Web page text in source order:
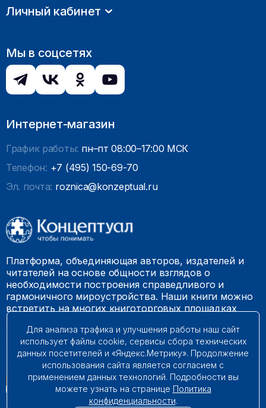
Личный кабинет
Мы в соцсетях
Интернет-магазин
График работы: пн–пт 08:00–17:00 МСК
Телефон: +7 (495) 150-69-70
Эл. почта: roznica@konzeptual.ru
Платформа, объединяющая авторов, издателей и
читателей на основе общности взглядов о
необходимости построения справедливого и
гармоничного мироустройства. Наши книги можно
встретить на многих книготорговых площадках
© 2009 – 2026. Все права защищены.
Для анализа трафика и улучшения работы наш сайт
использует файлы cookie, сервисы сбора технических
данных посетителей и «Яндекс.Метрику». Продолжение
использования сайта является согласием с
применением данных технологий. Подробности вы
можете узнать на странице Политика
конфиденциальности.